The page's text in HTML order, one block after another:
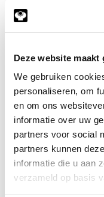
Deze website
We gebruiken
personaliseren, om
en om ons
informatie over uw
partners voor social
partners kunnen
informatie die u aan
verzameld op basis
Info
a2mdop20